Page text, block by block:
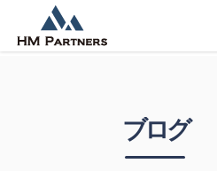
ブログ